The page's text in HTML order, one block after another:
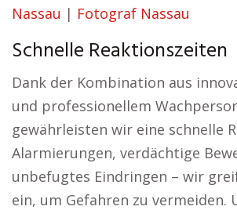
Nassau | Fotograf Nassau
Schnelle Reaktionszeiten
Dank der Kombination aus
und professionellem
gewährleisten wir eine schnelle
Alarmierungen, verdächtige
unbefugtes Eindringen – wir
ein, um Gefahren zu vermeiden.